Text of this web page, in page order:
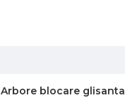
Arbore blocare glisanta